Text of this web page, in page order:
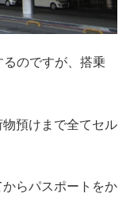
のですが、搭乗
預けまで全てセル
らパスポートをか